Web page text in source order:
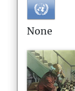
None